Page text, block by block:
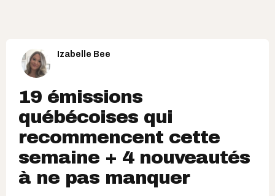
Izabelle Bee
19 émissions
québécoises qui
recommencent cette
semaine + 4 nouveautés
à ne pas manquer